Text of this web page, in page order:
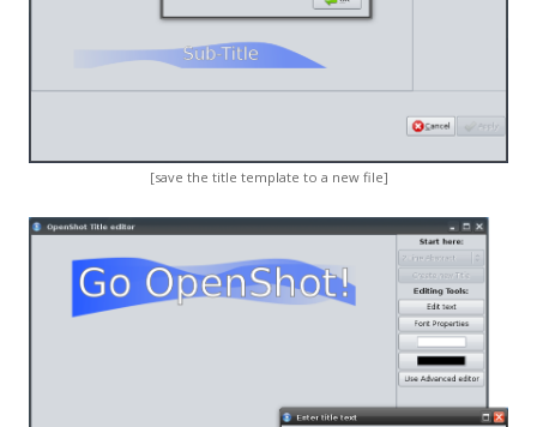
[save the title template to a new file]